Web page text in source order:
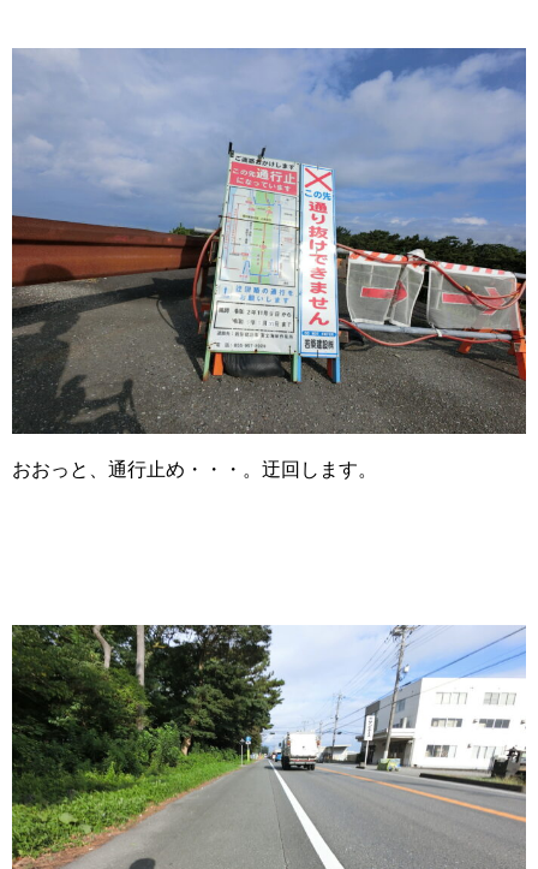
おおっと、通行止め・・・。迂回します。